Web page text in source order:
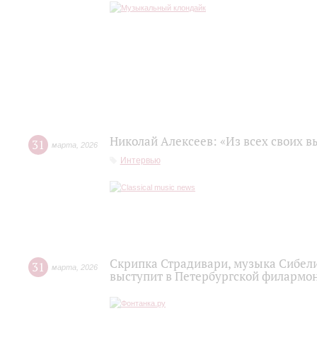
31 марта 2026 Николай Алексеев: «Из всех своих
Интервью
31 марта 2026
Скрипка Страдивари, музыка
выступит в Петербургской